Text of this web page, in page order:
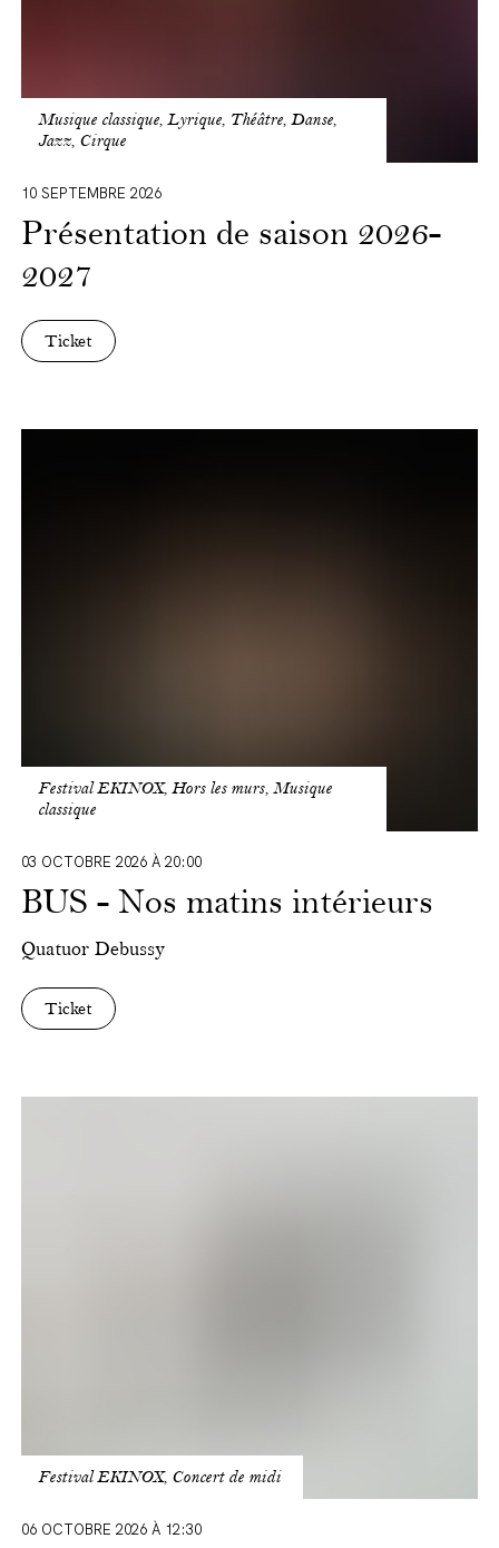
Musique classique, Lyrique, Théâtre, Danse,
Jazz, Cirque
10 SEPTEMBRE 2026
Présentation de saison 2026-
2027
Ticket
Festival EKINOX, Hors les murs, Musique
classique
03 OCTOBRE 2026 À 20:00
BUS - Nos matins intérieurs
Quatuor Debussy
Ticket
Festival EKINOX, Concert de midi
06 OCTOBRE 2026 À 12:30